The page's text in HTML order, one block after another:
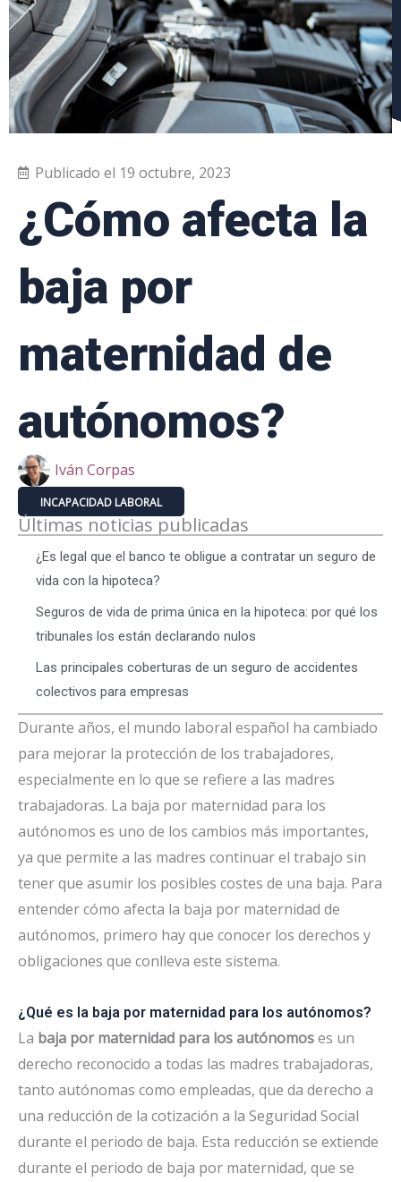
Publicado el 19 octubre, 2023
¿Cómo afecta la
baja por
maternidad de
autónomos?
Iván Corpas
INCAPACIDAD LABORAL
Últimas noticias publicadas
¿Es legal que el banco te obligue a contratar un seguro de
vida con la hipoteca?
Seguros de vida de prima única en la hipoteca: por qué los
tribunales los están declarando nulos
Las principales coberturas de un seguro de accidentes
colectivos para empresas
Durante años, el mundo laboral español ha cambiado
para mejorar la protección de los trabajadores,
especialmente en lo que se refiere a las madres
trabajadoras. La baja por maternidad para los
autónomos es uno de los cambios más importantes,
ya que permite a las madres continuar el trabajo sin
tener que asumir los posibles costes de una baja. Para
entender cómo afecta la baja por maternidad de
autónomos, primero hay que conocer los derechos y
obligaciones que conlleva este sistema.
¿Qué es la baja por maternidad para los autónomos?
La baja por maternidad para los autónomoses un
derecho reconocido a todas las madres trabajadoras,
tanto autónomas como empleadas, que da derecho a
una reducción de la cotización a la Seguridad Social
durante el periodo de baja. Esta reducción se extiende
durante el periodo de baja por maternidad, que se